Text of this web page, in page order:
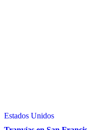
Estados Unidos